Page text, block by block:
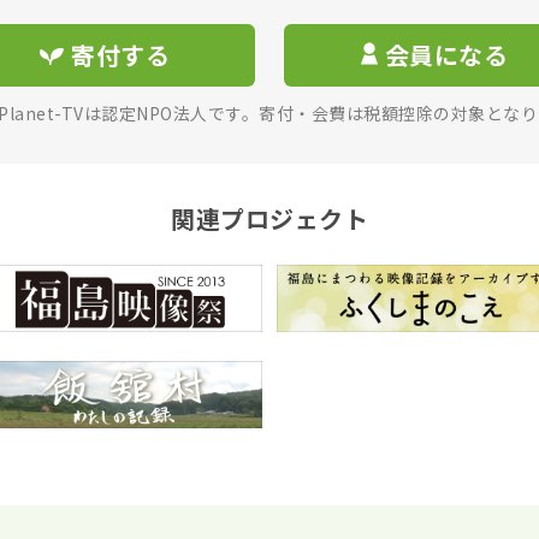
寄付する 会員になる
TVは認定NPO法人です。寄付・会費は税額控除の対象とな
関連プロジェクト